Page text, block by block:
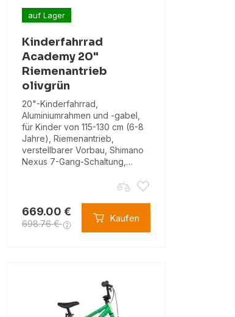
auf Lager
Kinderfahrrad
Academy 20"
Riemenantrieb
olivgrün
20"-Kinderfahrrad,
Aluminiumrahmen und -gabel,
für Kinder von 115-130 cm (6-8
Jahre), Riemenantrieb,
verstellbarer Vorbau, Shimano
Nexus 7-Gang-Schaltung,…
669.00 €
698.76 € Kaufen